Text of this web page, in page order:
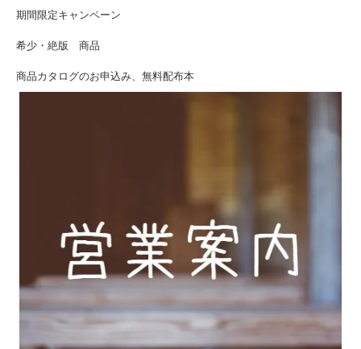
期間限定キャンペーン
希少・絶版 商品
商品カタログのお申込み、無料配布本